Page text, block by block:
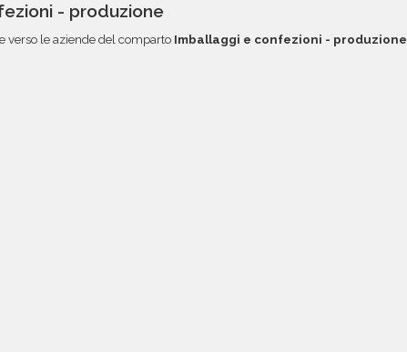
- produzione
verso le aziende del comparto Imballaggi e confezioni - produzione